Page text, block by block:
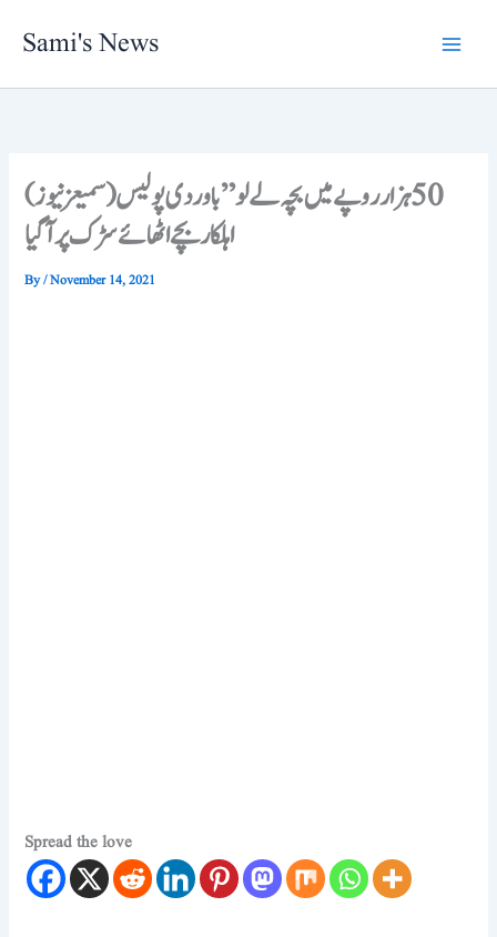
Sami's News
(سمیعزنیوز) 50 ہزار روپے میں بچہ لے لو” باوردی پولیس
اہلکار بچے اٹھائے سڑک پر آگیا
By/November 14, 2021
Spread the love